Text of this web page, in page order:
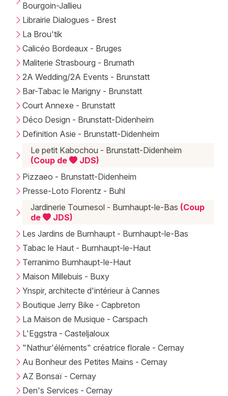
Bourgoin-Jallieu
Librairie Dialogues - Brest
La Brou'tik
Calicéo Bordeaux - Bruges
Maliterie Strasbourg - Brumath
2A Wedding/2A Events - Brunstatt
Bar-Tabac le Marigny - Brunstatt
Court Annexe - Brunstatt
Déco Design - Brunstatt-Didenheim
Definition Asie - Brunstatt-Didenheim
Le petit Kabochou - Brunstatt-Didenheim
(Coup de
JDS)
Pizzaeo - Brunstatt-Didenheim
Presse-Loto Florentz - Buhl
Jardinerie Tournesol - Burnhaupt-le-Bas (Coup
de
JDS)
Les Jardins de Burnhaupt - Burnhaupt-le-Bas
Tabac le Haut - Burnhaupt-le-Haut
Terranimo Burnhaupt-le-Haut
Maison Millebuis - Buxy
Ynspir, architecte d'intérieur à Cannes
Boutique Jerry Bike - Capbreton
La Maison de Musique - Carspach
L'Eggstra - Casteljaloux
"Nathur'éléments" créatrice florale - Cernay
Au Bonheur des Petites Mains - Cernay
AZ Bonsaï - Cernay
Den's Services - Cernay